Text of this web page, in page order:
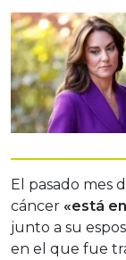
El pasado mes
cáncer «está
junto a su
en el que fue